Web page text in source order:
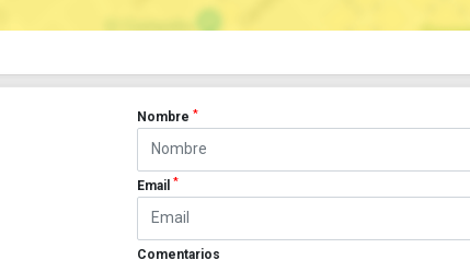
Nombre*
Email*
Comentarios